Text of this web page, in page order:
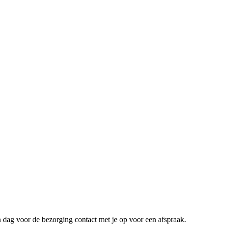
voor de bezorging contact met je op voor een afspraak.